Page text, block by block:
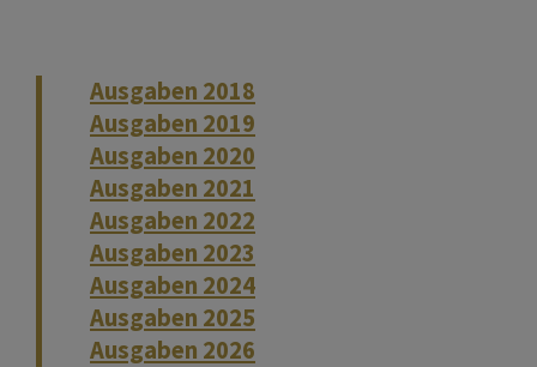
Religionsunterricht
Katholische Privatschulen
in der EDS
Schulpastorales Angebot
Kindergarten
Archiv
Ausgaben 2018
Ausgaben 2019
Ausgaben 2020
Ausgaben 2021
Ausgaben 2022
Ausgaben 2023
Ausgaben 2024
Ausgaben 2025
Ausgaben 2026